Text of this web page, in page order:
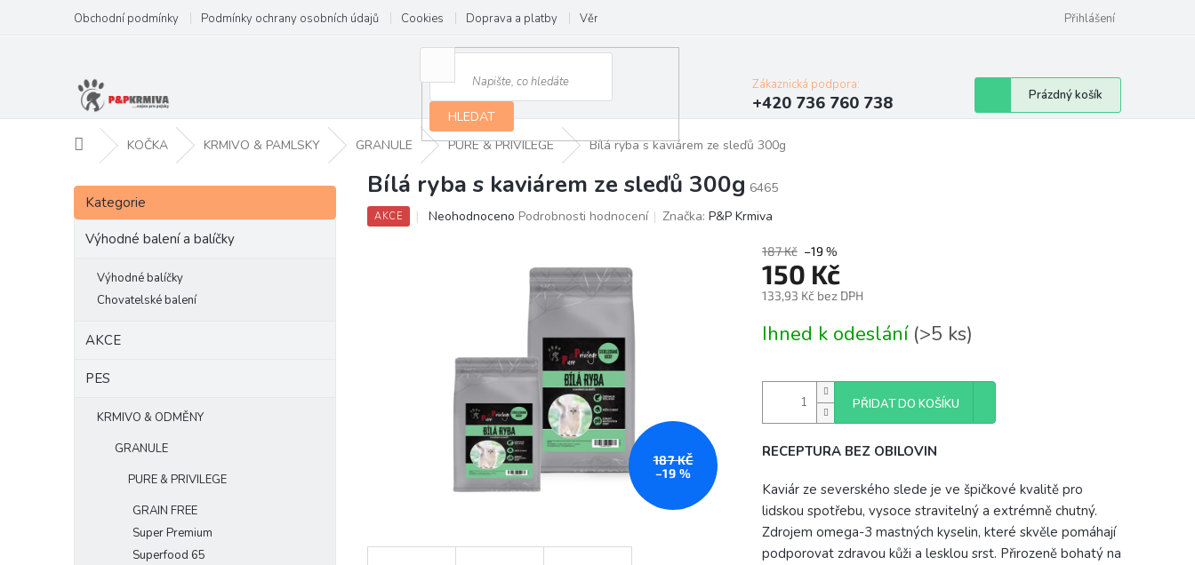
obsah
Obchodní podmínky Podmínky ochrany osobních údajů Cookies Doprava a platby Věrnostní program Přihlášení
HLEDAT
Zákaznická podpora:
+420 736 760 738
Nákupní
košík
Prázdný košík
Domů KOČKA KRMIVO & PAMLSKY GRANULE PURE & PRIVILEGE Bílá ryba s kaviárem ze sleďů 300g
P
s
Přeskočit
kategorie
Kategorie
Výhodné balení a balíčky
Výhodné balíčky
Chovatelské balení
AKCE
PES
KRMIVO & ODMĚNY
GRANULE
PURE & PRIVILEGE
GRAIN FREE
Super Premium
Superfood 65
Bílá ryba s kaviárem ze sleďů 300g 6465
AKCE
Průměrné
Neohodnoceno Podrobnosti hodnocení Značka:P&P Krmiva
187 KČ
–19 %
187 Kč –19 %
150 Kč
133,93 Kč bez DPH
cena:
Ihned k odeslání (>5 ks)
PŘIDAT DO KOŠÍKU
RECEPTURA BEZ OBILOVIN
Kaviár ze severského slede je ve špičkové kvalitě pro
lidskou spotřebu, vysoce stravitelný a extrémně chutný.
Zdrojem omega-3 mastných kyselin, které skvěle pomáhají
podporovat zdravou kůži a lesklou srst. Přirozeně bohatý na